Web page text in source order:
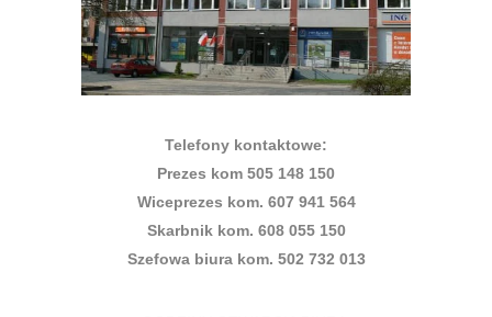
Telefony kontaktowe:
Prezes kom 505 148 150
Wiceprezes kom. 607 941 564
Skarbnik kom. 608 055 150
Szefowa biura kom. 502 732 013